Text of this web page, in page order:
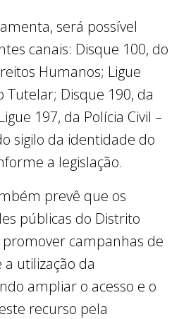
será possível
canais: Disque 100, do
Humanos; Ligue
Tutelar; Disque 190, da
197, da Polícia Civil –
sigilo da identidade do
a legislação.
prevê que os
públicas do Distrito
campanhas de
a utilização da
ampliar o acesso e o
recurso pela